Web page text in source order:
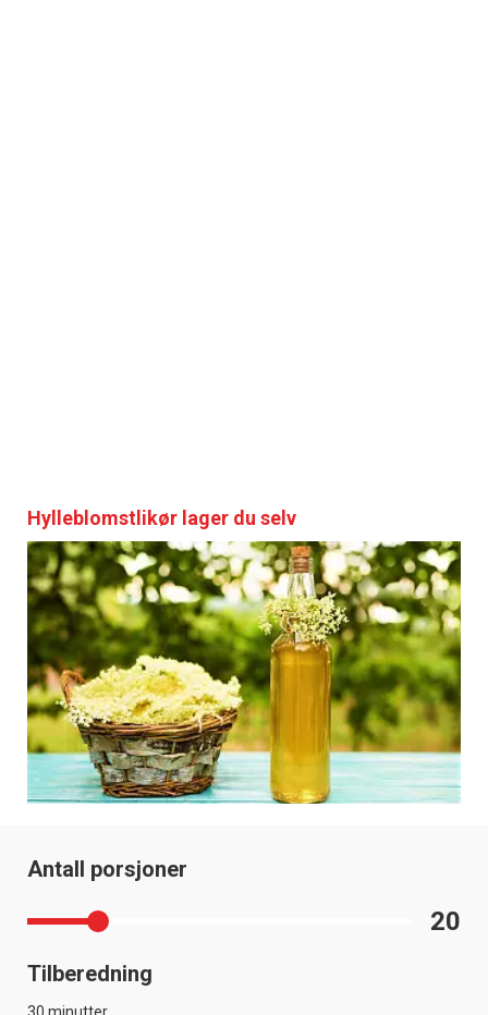
Hylleblomstlikør lager du selv
Antall porsjoner
20
Tilberedning